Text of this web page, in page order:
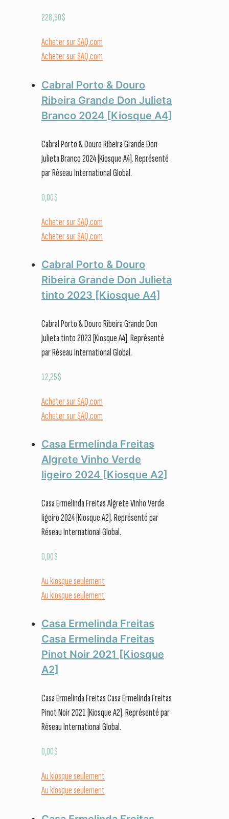
228,50$
Acheter sur SAQ.com
Acheter sur SAQ.com
Cabral Porto & Douro
Ribeira Grande Don Julieta
Branco 2024 [Kiosque A4]
Cabral Porto & Douro Ribeira Grande Don
Julieta Branco 2024 [Kiosque A4]. Représenté
par Réseau International Global.
0,00$
Acheter sur SAQ.com
Acheter sur SAQ.com
Cabral Porto & Douro
Ribeira Grande Don Julieta
tinto 2023 [Kiosque A4]
Cabral Porto & Douro Ribeira Grande Don
Julieta tinto 2023 [Kiosque A4]. Représenté
par Réseau International Global.
12,25$
Acheter sur SAQ.com
Acheter sur SAQ.com
Casa Ermelinda Freitas
Algrete Vinho Verde
ligeiro 2024 [Kiosque A2]
Casa Ermelinda Freitas Algrete Vinho Verde
ligeiro 2024 [Kiosque A2]. Représenté par
Réseau International Global.
0,00$
Au kiosque seulement
Au kiosque seulement
Casa Ermelinda Freitas
Casa Ermelinda Freitas
Pinot Noir 2021 [Kiosque
A2]
Casa Ermelinda Freitas Casa Ermelinda Freitas
Pinot Noir 2021 [Kiosque A2]. Représenté par
Réseau International Global.
0,00$
Au kiosque seulement
Au kiosque seulement